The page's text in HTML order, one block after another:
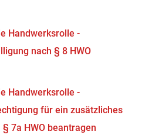
Handwerksrolle -
nach § 8 HWO
Handwerksrolle -
für ein zusätzliches
7a HWO beantragen